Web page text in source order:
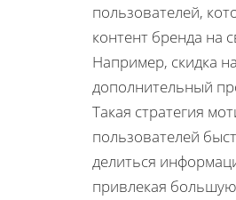
пользователей,
контент бренда на
Например, скидка
дополнительный
Такая стратегия
пользователей
делиться
привлекая